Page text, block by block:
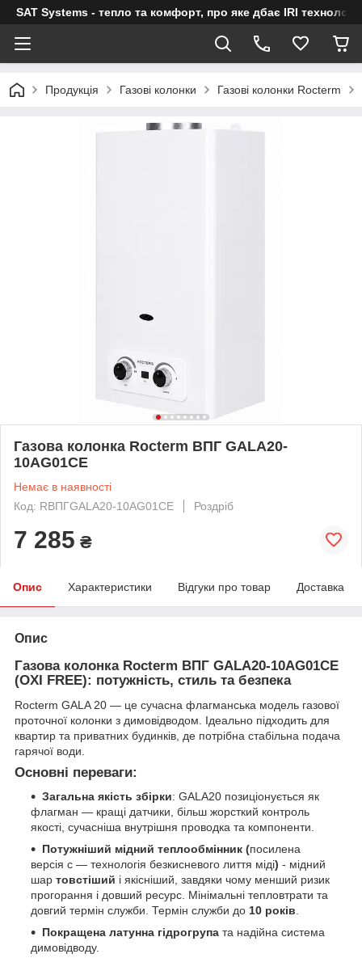
SAT Systems - тепло та комфорт, про яке дбає IRI технологія
Продукція Газові колонки Газові колонки Rocterm
Газова колонка Rocterm ВПГ GALA20-
10AG01CE
Немає в наявності
Код: RВПГGALA20-10AG01CE
Роздріб
7 285 ₴
Опис Характеристики Відгуки про товар Доставка
Опис
Газова колонка Rocterm ВПГ GALA20-10AG01CE
(OXI FREE): потужність, стиль та безпека
Rocterm GALA 20 — це сучасна флагманська модель газової
проточної колонки з димовідводом. Ідеально підходить для
квартир та приватних будинків, де потрібна стабільна подача
гарячої води.
Основні переваги:
Загальна якість збірки: GALA20 позиціонується як
флагман — кращі датчики, більш жорсткий контроль
якості, сучасніша внутрішня проводка та компоненти.
Потужніший мідний теплообмінник (посилена
версія с — технологія безкисневого лиття міді) - мідний
шар товстіший і якісніший, завдяки чому менший ризик
прогорання і довший ресурс. Мінімальні тепловтрати та
довгий термін служби. Термін служби до 10 років.
Покращена латунна гідрогрупа та надійна система
димовідводу.